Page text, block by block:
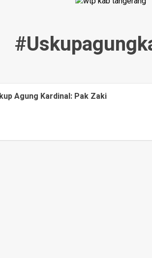
Agung Kardinal: Pak Zaki